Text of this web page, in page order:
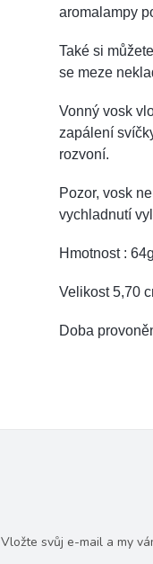
aromalampy
Také si
se meze
Vonný vosk
zapálení
rozvoní.
Pozor, vosk
vychladnutí
Hmotnost : 64g
Velikost 5,70
Doba
Vložte svůj e-mail a my